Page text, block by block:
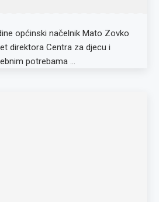
općinski načelnik Mato Zovko
direktora Centra za djecu i
potrebama …